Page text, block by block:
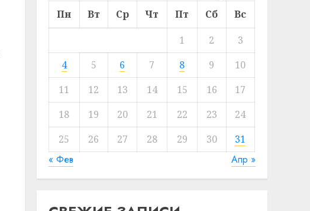
Пн Вт Ср Чт Пт Сб
Вс
1
2
3
4
5 6 7 8 9
10
11
12 13 14 15 16
17
18
19 20 21 22 23
24
25
26 27 28 29 30 31
« Фев Апр »